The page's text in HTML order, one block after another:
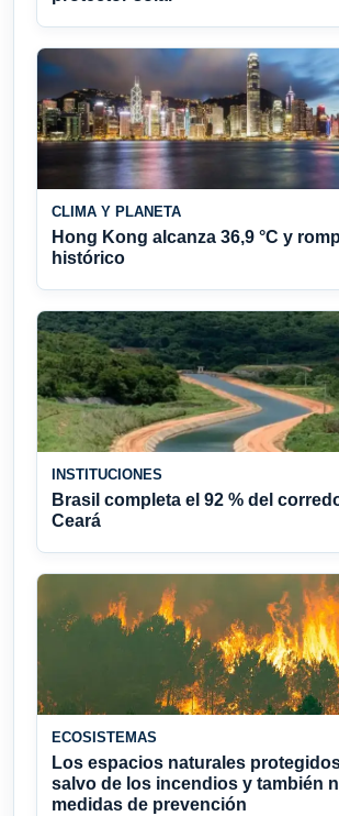
CLIMA Y PLANETA
Hong Kong alcanza 36,9 °C y
histórico
INSTITUCIONES
Brasil completa el 92 % del
Ceará
ECOSISTEMAS
Los espacios naturales
salvo de los incendios y también
medidas de prevención